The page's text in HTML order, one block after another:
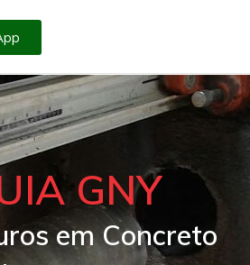
GNY
em Concreto